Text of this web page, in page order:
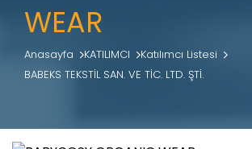
WEAR
Anasayfa KATILIMCI
Katılımcı Listesi
BABEKS TEKSTİL SAN. VE TİC. LTD. ŞTİ.